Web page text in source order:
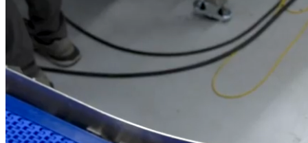
汽车领域
新能源汽车动力电池
工业
行业概览